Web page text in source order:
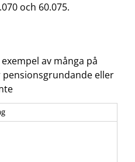
och 60.075.
av många på
eller